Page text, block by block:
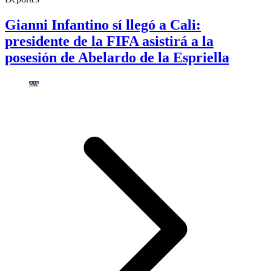
Gianni Infantino sí llegó a Cali:
presidente de la FIFA asistirá a la
posesión de Abelardo de la Espriella